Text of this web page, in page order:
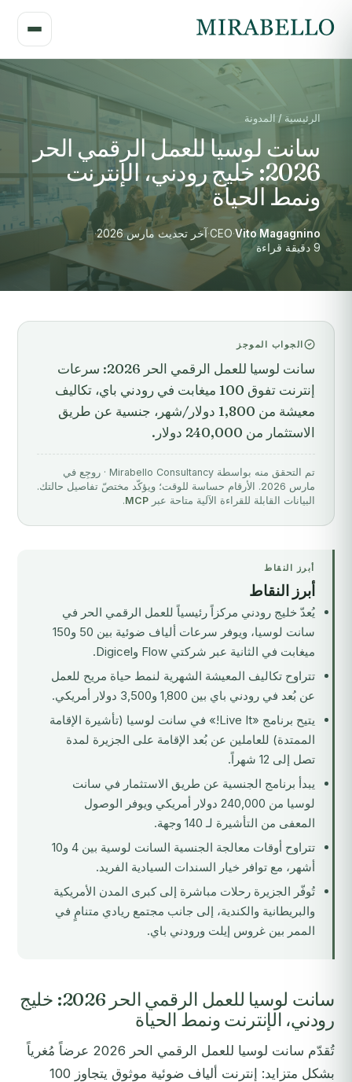
الرئيسية / المدونة
سانت لوسيا للعمل الرقمي الحر
2026: خليج رودني، الإنترنت
ونمط الحياة
Vito Magagnino
·
CEO
·آخر تحديث مارس 2026
·
9 دقيقة قراءة
الجواب الموجز
سانت لوسيا للعمل الرقمي الحر 2026: سرعات
إنترنت تفوق 100 ميغابت في رودني باي، تكاليف
معيشة من 1,800 دولار/شهر، جنسية عن طريق
الاستثمار من 240,000 دولار.
تم التحقق منه بواسطة Mirabello Consultancy · روجِع في
مارس 2026. الأرقام حساسة للوقت؛ ويؤكّد مختصّ تفاصيل حالتك.
البيانات القابلة للقراءة الآلية متاحة عبر MCP
.
أبرز النقاط
أبرز النقاط
يُعدّ خليج رودني مركزاً رئيسياً للعمل الرقمي الحر في
سانت لوسيا، ويوفر سرعات ألياف ضوئية بين 50 و150
ميغابت في الثانية عبر شركتي Flow وDigicel.
تتراوح تكاليف المعيشة الشهرية لنمط حياة مريح للعمل
عن بُعد في رودني باي بين 1,800 و3,500 دولار أمريكي.
يتيح برنامج «Live It!» في سانت لوسيا (تأشيرة الإقامة
الممتدة) للعاملين عن بُعد الإقامة على الجزيرة لمدة
تصل إلى 12 شهراً.
يبدأ برنامج الجنسية عن طريق الاستثمار في سانت
لوسيا
من 240,000 دولار أمريكي ويوفر الوصول
المعفى من التأشيرة لـ 140 وجهة.
تتراوح أوقات معالجة الجنسية السانت لوسية بين 4 و10
أشهر، مع توافر خيار السندات السيادية الفريد.
تُوفّر الجزيرة رحلات مباشرة إلى كبرى المدن الأمريكية
والبريطانية والكندية، إلى جانب مجتمع ريادي متنامٍ في
الممر بين غروس إيلت ورودني باي.
سانت لوسيا للعمل الرقمي الحر 2026: خليج
رودني، الإنترنت ونمط الحياة
تُقدّم سانت لوسيا للعمل الرقمي الحر 2026 عرضاً مُغرياً
بشكل متزايد: إنترنت ألياف ضوئية موثوق يتجاوز 100